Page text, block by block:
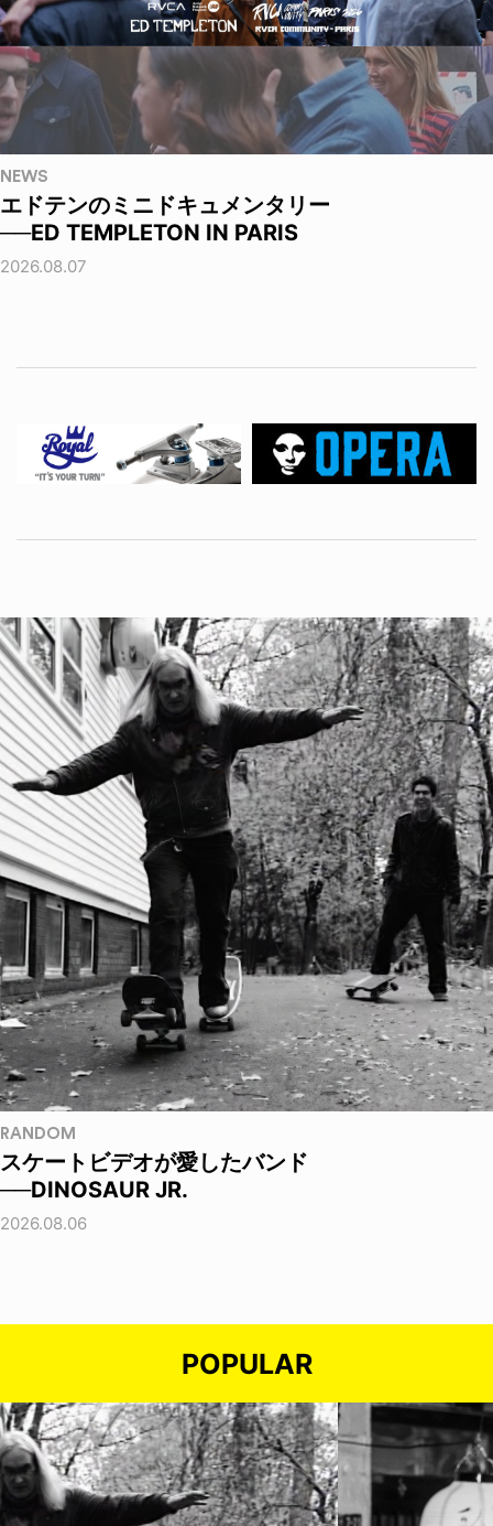
NEWS
エドテンのミニドキュメンタリー
──ED TEMPLETON IN PARIS
2026.08.07
RANDOM
スケートビデオが愛したバンド
──DINOSAUR JR.
2026.08.06
POPULAR